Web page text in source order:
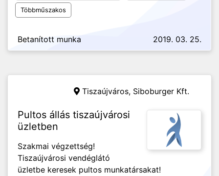
Többműszakos
Betanított munka 2019. 03. 25.
Tiszaújváros, Siboburger Kft.
Pultos állás tiszaújvárosi
üzletben
Szakmai végzettség!
Tiszaújvárosi vendéglátó
üzletbe keresek pultos munkatársakat!